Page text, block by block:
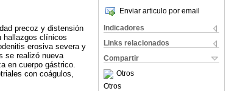
Enviar articulo por email
Indicadores
Links relacionados
Compartir
Otros
Otros
precoz y distensión
hallazgos clínicos
erosiva severa y
se realizó nueva
en cuerpo gástrico.
con coágulos,